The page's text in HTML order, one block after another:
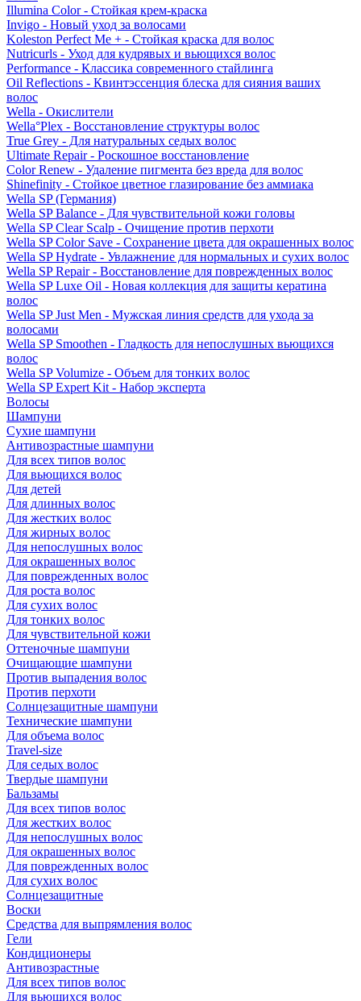
Illumina Color - Стойкая крем-краска
Invigo - Новый уход за волосами
Koleston Perfect Me + - Стойкая краска для волос
Nutricurls - Уход для кудрявых и вьющихся волос
Performance - Классика современного стайлинга
Oil Reflections - Квинтэссенция блеска для сияния ваших
волос
Wella - Окислители
Wella°Plex - Восстановление структуры волос
True Grey - Для натуральных седых волос
Ultimate Repair - Роскошное восстановление
Color Renew - Удаление пигмента без вреда для волос
Shinefinity - Стойкое цветное глазирование без аммиака
Wella SP (Германия)
Wella SP Balance - Для чувствительной кожи головы
Wella SP Clear Scalp - Очищение против перхоти
Wella SP Color Save - Сохранение цвета для окрашенных волос
Wella SP Hydrate - Увлажнение для нормальных и сухих волос
Wella SP Repair - Восстановление для поврежденных волос
Wella SP Luxe Oil - Новая коллекция для защиты кератина
волос
Wella SP Just Men - Мужская линия средств для ухода за
волосами
Wella SP Smoothen - Гладкость для непослушных вьющихся
волос
Wella SP Volumize - Объем для тонких волос
Wella SP Expert Kit - Набор эксперта
Волосы
Шампуни
Сухие шампуни
Антивозрастные шампуни
Для всех типов волос
Для вьющихся волос
Для детей
Для длинных волос
Для жестких волос
Для жирных волос
Для непослушных волос
Для окрашенных волос
Для поврежденных волос
Для роста волос
Для сухих волос
Для тонких волос
Для чувствительной кожи
Оттеночные шампуни
Очищающие шампуни
Против выпадения волос
Против перхоти
Солнцезащитные шампуни
Технические шампуни
Для объема волос
Travel-size
Для седых волос
Твердые шампуни
Бальзамы
Для всех типов волос
Для жестких волос
Для непослушных волос
Для окрашенных волос
Для поврежденных волос
Для сухих волос
Солнцезащитные
Воски
Средства для выпрямления волос
Гели
Кондиционеры
Антивозрастные
Для всех типов волос
Для вьющихся волос